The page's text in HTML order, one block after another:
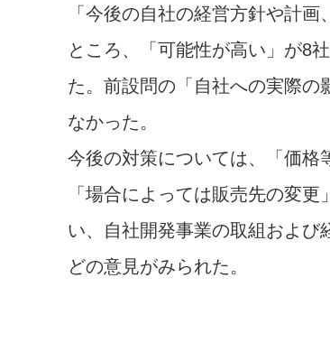
「今後の自社の経営方針や計
ところ、「可能性が高い」が8
た。前設問の「自社への実際の
なかった。
今後の対策については、「価格
「場合によっては販売先の変
い、自社開発事業の取組および
どの意見がみられた。